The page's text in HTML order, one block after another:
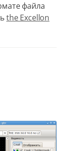
файла
the Excellon